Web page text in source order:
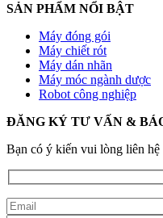
SẢN PHẨM NỔI BẬT
Máy đóng gói
Máy chiết rót
Máy dán nhãn
Máy móc ngành dược
Robot công nghiệp
ĐĂNG KÝ TƯ VẤN &
Bạn có ý kiến vui lòng liên